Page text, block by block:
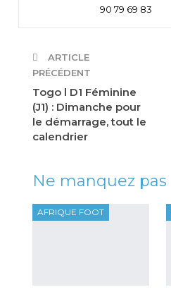
90 79 69 83
ARTICLE
PRÉCÉDENT
Togo l D1 Féminine
(J1) : Dimanche pour
le démarrage, tout le
calendrier
Ne manquez pas
AFRIQUE FOOT